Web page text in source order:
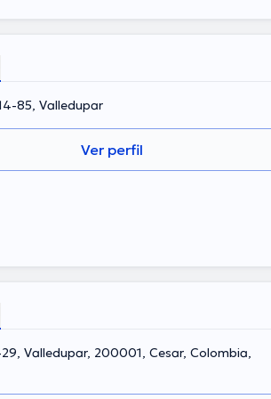
85, Valledupar
Ver perfil
29, Valledupar, 200001, Cesar, Colombia,